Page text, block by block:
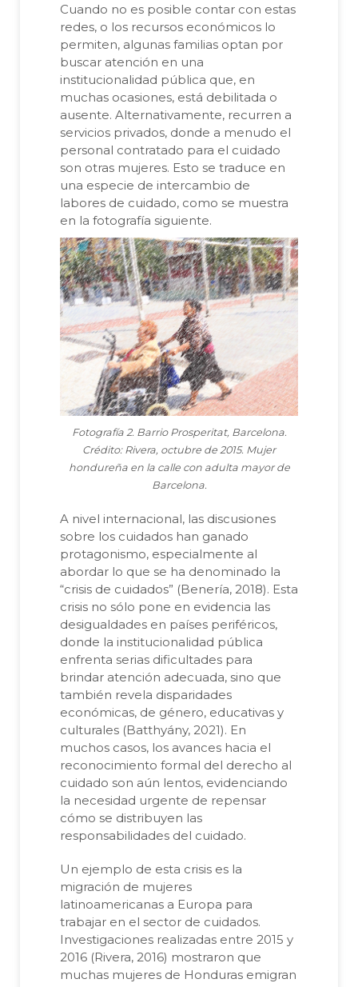
Cuando no es posible contar con estas
redes, o los recursos económicos lo
permiten, algunas familias optan por
buscar atención en una
institucionalidad pública que, en
muchas ocasiones, está debilitada o
ausente. Alternativamente, recurren a
servicios privados, donde a menudo el
personal contratado para el cuidado
son otras mujeres. Esto se traduce en
una especie de intercambio de
labores de cuidado, como se muestra
en la fotografía siguiente.
Fotografía 2. Barrio Prosperitat, Barcelona.
Crédito: Rivera, octubre de 2015. Mujer
hondureña en la calle con adulta mayor de
Barcelona.
A nivel internacional, las discusiones
sobre los cuidados han ganado
protagonismo, especialmente al
abordar lo que se ha denominado la
“crisis de cuidados” (Benería, 2018). Esta
crisis no sólo pone en evidencia las
desigualdades en países periféricos,
donde la institucionalidad pública
enfrenta serias dificultades para
brindar atención adecuada, sino que
también revela disparidades
económicas, de género, educativas y
culturales (Batthyány, 2021). En
muchos casos, los avances hacia el
reconocimiento formal del derecho al
cuidado son aún lentos, evidenciando
la necesidad urgente de repensar
cómo se distribuyen las
responsabilidades del cuidado.
Un ejemplo de esta crisis es la
migración de mujeres
latinoamericanas a Europa para
trabajar en el sector de cuidados.
Investigaciones realizadas entre 2015 y
2016 (Rivera, 2016) mostraron que
muchas mujeres de Honduras emigran